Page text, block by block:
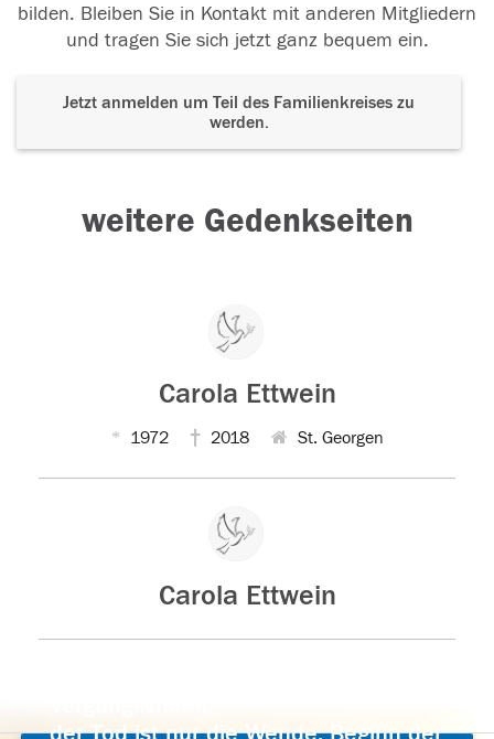
bilden. Bleiben Sie in Kontakt mit anderen Mitgliedern
und tragen Sie sich jetzt ganz bequem ein.
Jetzt anmelden um Teil des Familienkreises zu
werden.
weitere Gedenkseiten
Carola Ettwein
1972 2018 St. Georgen
Carola Ettwein